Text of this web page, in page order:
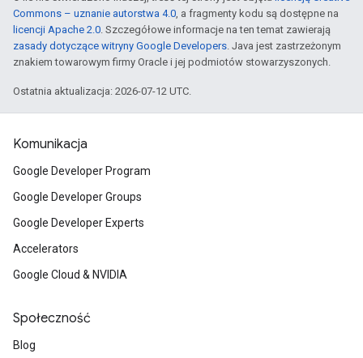
Commons – uznanie autorstwa 4.0, a fragmenty kodu są dostępne na
licencji Apache 2.0. Szczegółowe informacje na ten temat zawierają
zasady dotyczące witryny Google Developers. Java jest zastrzeżonym
znakiem towarowym firmy Oracle i jej podmiotów stowarzyszonych.
Ostatnia aktualizacja: 2026-07-12 UTC.
Komunikacja
Google Developer Program
Google Developer Groups
Google Developer Experts
Accelerators
Google Cloud & NVIDIA
Społeczność
Blog